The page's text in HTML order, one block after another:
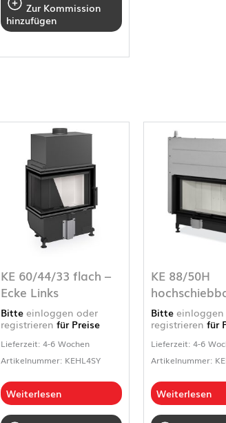
Zur Kommission
hinzufügen
KE 60/44/33 flach –
Ecke Links
Bitte einloggen oder
registrieren für Preise
Lieferzeit: 4-6 Wochen
Artikelnummer: KEHL4SY
Weiterlesen
KE 88/50H
Bitte einloggen
registrieren für
Lieferzeit: 4-6
Artikelnummer:
Weiterlesen